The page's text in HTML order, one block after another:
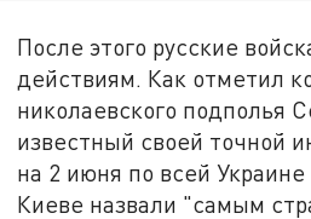
После этого русские
действиям. Как отметил
николаевского подполья
известный своей точной
на 2 июня по всей Украине
Киеве назвали "самым